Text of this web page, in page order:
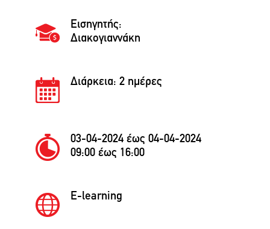
Εισηγητής:
Διακογιαννάκη
Διάρκεια:2 ημέρες
03-04-2024 έως 04-04-2024
09:00 έως 16:00
E-learning